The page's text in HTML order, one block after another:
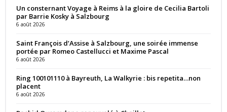
Un consternant Voyage à Reims à la gloire de Cecilia Bartoli
par Barrie Kosky à Salzbourg
6 août 2026
Saint François d’Assise à Salzbourg, une soirée immense
portée par Romeo Castellucci et Maxime Pascal
6 août 2026
Ring 100101110 à Bayreuth, La Walkyrie : bis repetita…non
placent
6 août 2026